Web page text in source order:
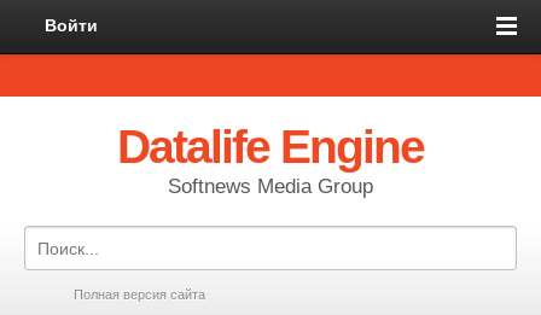
Войти
Datalife Engine
Softnews Media Group
Полная версия сайта